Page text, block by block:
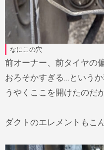
なにこの穴
前オーナー、前タイヤの
おろそかすぎる…という
うやくここを開けたのだが
ダクトのエレメントもこ